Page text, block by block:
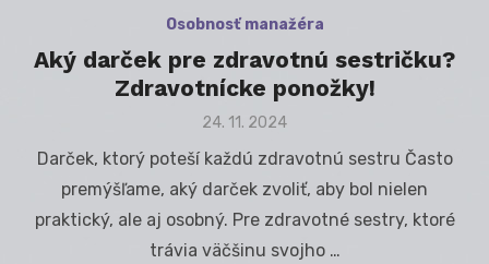
Osobnosť manažéra
Aký darček pre zdravotnú sestričku?
Zdravotnícke ponožky!
Posted
24. 11. 2024
Darček, ktorý poteší každú zdravotnú sestru Často
premýšľame, aký darček zvoliť, aby bol nielen
praktický, ale aj osobný. Pre zdravotné sestry, ktoré
trávia väčšinu svojho …